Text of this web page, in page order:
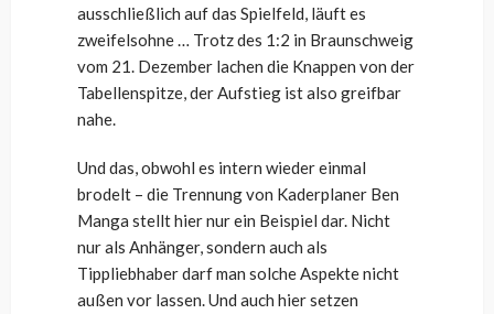
ausschließlich auf das Spielfeld, läuft es
zweifelsohne … Trotz des 1:2 in Braunschweig
vom 21. Dezember lachen die Knappen von der
Tabellenspitze, der Aufstieg ist also greifbar
nahe.
Und das, obwohl es intern wieder einmal
brodelt – die Trennung von Kaderplaner Ben
Manga stellt hier nur ein Beispiel dar. Nicht
nur als Anhänger, sondern auch als
Tippliebhaber darf man solche Aspekte nicht
außen vor lassen. Und auch hier setzen